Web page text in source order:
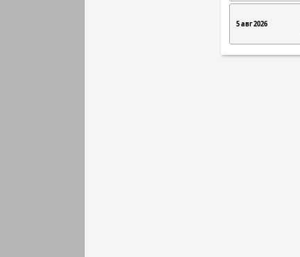
5 авг 2026